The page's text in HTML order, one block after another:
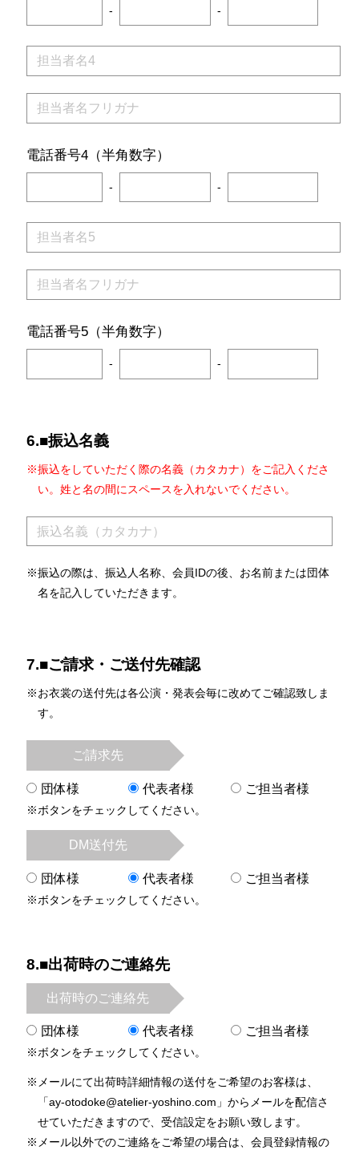
- -
電話番号4（半角数字）
- -
電話番号5（半角数字）
- -
6.■振込名義
※振込をしていただく際の名義（カタカナ）をご記入くださ
い。姓と名の間にスペースを入れないでください。
※振込の際は、振込人名称、会員IDの後、お名前または団体
名を記入していただきます。
7.■ご請求・ご送付先確認
※お衣裳の送付先は各公演・発表会毎に改めてご確認致しま
す。
ご請求先
団体様 代表者様 ご担当者様
※ボタンをチェックしてください。
DM送付先
団体様 代表者様 ご担当者様
※ボタンをチェックしてください。
8.■出荷時のご連絡先
出荷時のご連絡先
団体様 代表者様 ご担当者様
※ボタンをチェックしてください。
※メールにて出荷時詳細情報の送付をご希望のお客様は、
「ay-otodoke@atelier-yoshino.com」からメールを配信さ
せていただきますので、受信設定をお願い致します。
※メール以外でのご連絡をご希望の場合は、会員登録情報の